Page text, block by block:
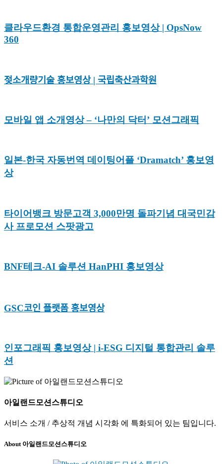
클라우드환경 통합운영관리 홍보영상 | OpsNow
360
젖소개량기술 홍보영상 | 국립축산과학원
모바일 앱 소개영상 – ‘나만의 닥터’ 모션그래픽
일본-한국 자동번역 데이팅어플 ‘Dramatch’ 홍보영
상
타이어뱅크 방문고객 3,000만명 돌파기념 대국민감
사 프로모션 스팟광고
BNF테크-AI 솔루션 HanPHI 홍보영상
GSC코인 플랫폼 홍보영상
인포그래픽 홍보영상 | i-ESG 디지털 통합관리 솔루
션
아일랜드모션스튜디오
서비스 소개 / 추상적 개념 시각화 에 특화되어 있는 팀입니다.
About 아일랜드모션스튜디오